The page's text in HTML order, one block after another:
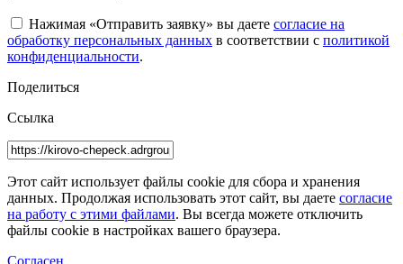
Нажимая «Отправить заявку» вы даете согласие на
обработку персональных данных в соответствии с политикой
конфиденциальности.
Поделиться
Ссылка
Этот сайт использует файлы cookie для сбора и хранения
данных. Продолжая использовать этот сайт, вы даете согласие
на работу с этими файлами. Вы всегда можете отключить
файлы cookie в настройках вашего браузера.